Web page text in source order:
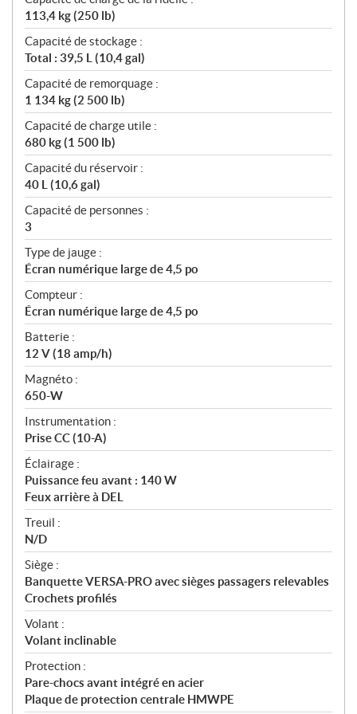
113,4 kg (250 lb)
Capacité de stockage :
Total : 39,5 L (10,4 gal)
Capacité de remorquage :
1 134 kg (2 500 lb)
Capacité de charge utile :
680 kg (1 500 lb)
Capacité du réservoir :
40 L (10,6 gal)
Capacité de personnes :
3
Type de jauge :
Écran numérique large de 4,5 po
Compteur :
Écran numérique large de 4,5 po
Batterie :
12 V (18 amp/h)
Magnéto :
650-W
Instrumentation :
Prise CC (10-A)
Éclairage :
Puissance feu avant : 140 W
Feux arrière à DEL
Treuil :
N/D
Siège :
Banquette VERSA-PRO avec sièges passagers relevables
Crochets profilés
Volant :
Volant inclinable
Protection :
Pare-chocs avant intégré en acier
Plaque de protection centrale HMWPE